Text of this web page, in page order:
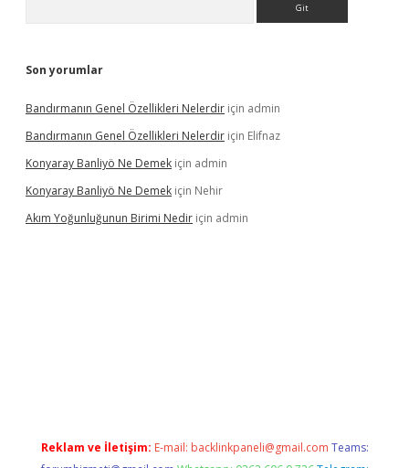
Son yorumlar
Bandırmanın Genel Özellikleri Nelerdir için admin
Bandırmanın Genel Özellikleri Nelerdir için Elifnaz
Konyaray Banliyö Ne Demek için admin
Konyaray Banliyö Ne Demek için Nehir
Akım Yoğunluğunun Birimi Nedir için admin
Reklam ve İletişim: E-mail: backlinkpaneli@gmail.com Teams: